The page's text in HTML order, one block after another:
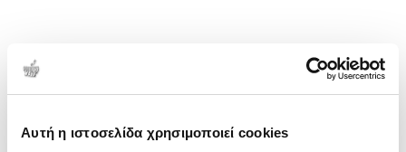
Αυτή η ιστοσελίδα χρησιμοποιεί cookies